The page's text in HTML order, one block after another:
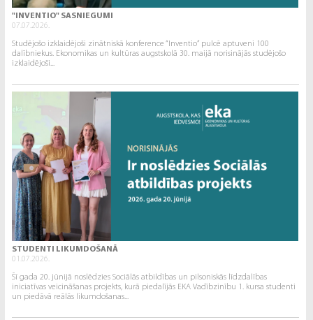
"INVENTIO" SASNIEGUMI
07.07.2026.
Studējošo izklaidējoši zinātniskā konference “Inventio” pulcē aptuveni 100
dalībniekus. Ekonomikas un kultūras augstskolā 30. maijā norisinājās studējošo
izklaidējoši...
STUDENTI LIKUMDOŠANĀ
01.07.2026.
Šī gada 20. jūnijā noslēdzies Sociālās atbildības un pilsoniskās līdzdalības
iniciatīvas veicināšanas projekts, kurā piedalījās EKA Vadībzinību 1. kursa studenti
un piedāvā reālās likumdošanas...